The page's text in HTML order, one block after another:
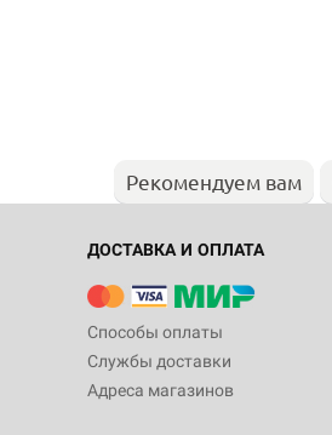
Рекомендуем вам
ДОСТАВКА И ОПЛАТА
Способы оплаты
Службы доставки
Адреса магазинов